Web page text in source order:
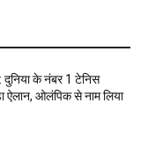
के नंबर 1 टेनिस
ऐलान, ओलंपिक से नाम लिया